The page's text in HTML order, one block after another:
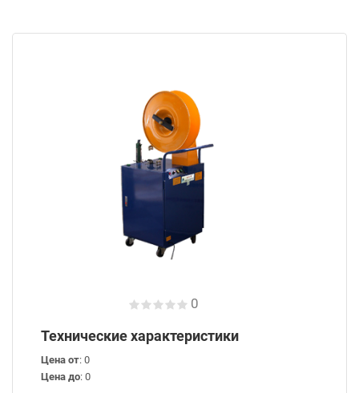
0
Технические характеристики
Цена от: 0
Цена до: 0